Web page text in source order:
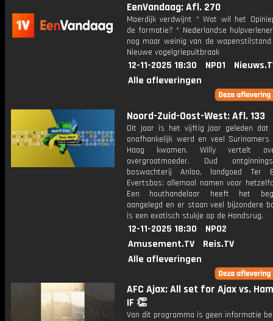
EenVandaag: Afl. 270
Moerdijk verdwijnt * Wat wil het
de formatie? * Nederlandse
nog maar weinig van de
Nieuwe vogelgriepuitbraak
12-11-2025 18:30 NPO1
Alle afleveringen
Noord-Zuid-Oost-West: Afl. 133
Dit jaar is het vijftig jaar geleden dat
onafhankelijk werd en veel Surinamers
Haag kwamen. Willy vertelt
overgrootmoeder. Oud
boswachterij Anloo, landgoed Ter
Evertsbos: allemaal namen voor
Een houthandelaar heeft het
aangelegd en er staan veel bijzondere
is een exotisch stukje op de Hondsrug.
12-11-2025 18:30
NPO2
Amusement.TV
Reis.TV
Alle afleveringen
AFC Ajax: All set for Ajax vs.
IF 👏
Van dit programma is geen informatie